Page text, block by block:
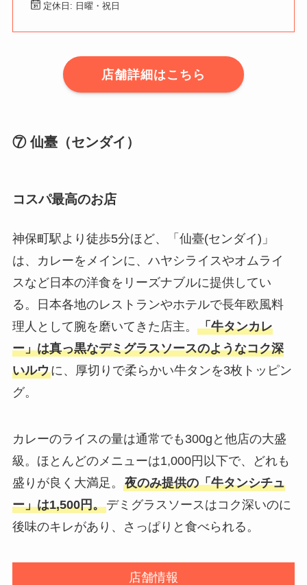
定休日: 日曜・祝日
店舗詳細はこちら
⑦ 仙臺（センダイ）
コスパ最高のお店
神保町駅より徒歩5分ほど、「仙臺(センダイ)」
は、カレーをメインに、ハヤシライスやオムライ
スなど日本の洋食をリーズナブルに提供してい
る。日本各地のレストランやホテルで長年欧風料
理人として腕を磨いてきた店主。 「牛タンカレ
ー」は真っ黒なデミグラスソースのようなコク深
いルウに、厚切りで柔らかい牛タンを3枚トッピン
グ。
カレーのライスの量は通常でも300gと他店の大盛
級。ほとんどのメニューは1,000円以下で、どれも
盛りが良く大満足。 夜のみ提供の「牛タンシチュ
ー」は1,500円。デミグラスソースはコク深いのに
後味のキレがあり、さっぱりと食べられる。
店舗情報